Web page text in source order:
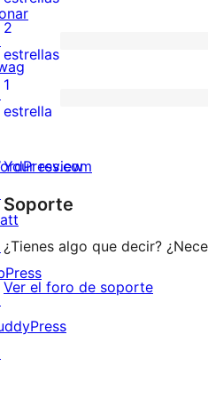
4
estrellas
valoraciones
de
3
estrellas
0
valoraciones
de
estrellas
2
estrellas
0
de
estrellas
1
estrella
Your review
Soporte
¿Tienes algo que decir?
Ver el foro de soporte